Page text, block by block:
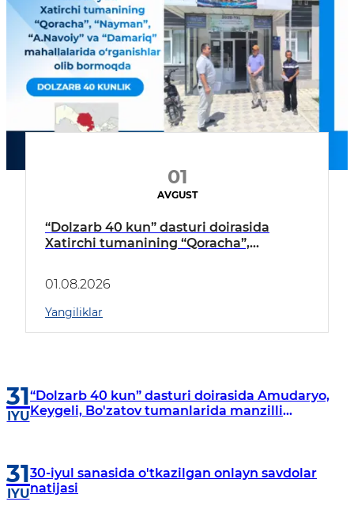
01
AVGUST
“Dolzarb 40 kun” dasturi doirasida
Xatirchi tumanining “Qoracha”,
borildi
01.08.2026
Yangiliklar
31
IYU
“Dolzarb 40 kun” dasturi doirasida Amudaryo,
Keygeli, Bo'zatov tumanlarida manzilli
31
IYU
30-iyul sanasida o'tkazilgan onlayn savdolar
natijasi